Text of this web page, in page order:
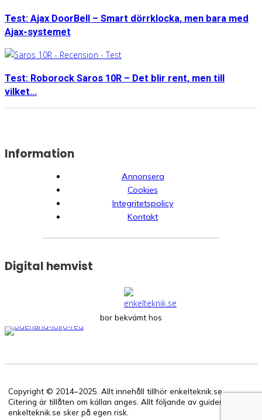
Test: Ajax DoorBell – Smart dörrklocka, men bara med
Ajax-systemet
Test: Roborock Saros 10R – Det blir rent, men till
vilket...
Information
Annonsera
Cookies
Integritetspolicy
Kontakt
Digital hemvist
bor bekvämt hos
Copyright © 2014–2025. Allt innehåll tillhör enkelteknik.se.
Citering är tillåten om källan anges. Allt följande av guiderna på
enkelteknik.se sker på egen risk.